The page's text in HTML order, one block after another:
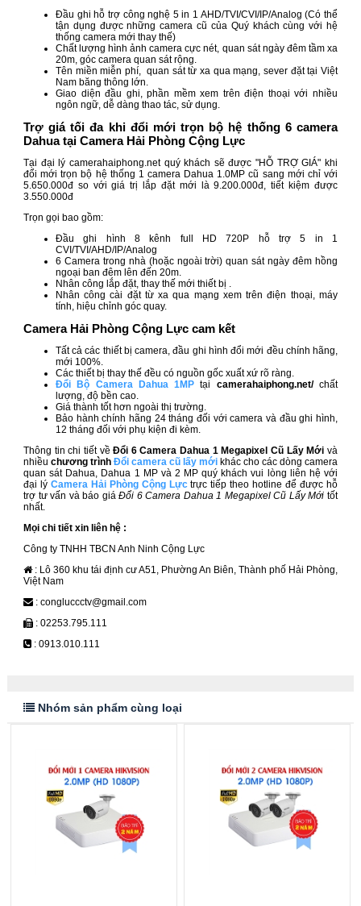
Đầu ghi hỗ trợ công nghệ 5 in 1 AHD/TVI/CVI/IP/Analog (Có thể
tận dụng được những camera cũ của Quý khách cùng với hệ
thống camera mới thay thế)
Chất lượng hình ảnh camera cực nét, quan sát ngày đêm tầm xa
20m, góc camera quan sát rộng.
Tên miền miễn phí, quan sát từ xa qua mạng, sever đặt tại Việt
Nam băng thông lớn.
Giao diện đầu ghi, phần mềm xem trên điện thoại với nhiều
ngôn ngữ, dễ dàng thao tác, sử dụng.
Trợ giá tối đa khi đổi mới trọn bộ hệ thống 6 camera
Dahua tại Camera Hải Phòng Cộng Lực
Tại đại lý camerahaiphong.net quý khách sẽ được "HỖ TRỢ GIÁ" khi
đổi mới trọn bộ hệ thống 1 camera Dahua 1.0MP cũ sang mới chỉ với
5.650.000đ so với giá trị lắp đặt mới là 9.200.000đ, tiết kiệm được
3.550.000đ
Trọn gọi bao gồm:
Đầu ghi hình 8 kênh full HD 720P hỗ trợ 5 in 1
CVI/TVI/AHD/IP/Analog
6 Camera trong nhà (hoặc ngoài trời) quan sát ngày đêm hồng
ngoại ban đêm lên đến 20m.
Nhân công lắp đặt, thay thế mới thiết bị .
Nhân công cài đặt từ xa qua mạng xem trên điện thoại, máy
tính, hiệu chỉnh góc quay.
Camera Hải Phòng Cộng Lực cam kết
Tất cả các thiết bị camera, đầu ghi hình đổi mới đều chính hãng,
mới 100%.
Các thiết bị thay thế đều có nguồn gốc xuất xứ rõ ràng.
Đổi Bộ Camera Dahua 1MP tại camerahaiphong.net/chất
lượng, độ bền cao.
Giá thành tốt hơn ngoài thị trường.
Bảo hành chính hãng 24 tháng đối với camera và đầu ghi hình,
12 tháng đối với phụ kiện đi kèm.
Thông tin chi tiết vềĐổi 6 Camera Dahua 1 Megapixel Cũ Lấy Mới và
nhiều chương trình Đổi camera cũ lấy mớikhác cho các dòng camera
quan sát Dahua, Dahua 1 MP và 2 MP quý khách vui lòng liên hệ với
đại lý Camera Hải Phòng Cộng Lực trực tiếp theo hotline để được hỗ
trợ tư vấn và báo giáĐổi 6 Camera Dahua 1 Megapixel Cũ Lấy Mới tốt
nhất.
Mọi chi tiết xin liên hệ :
Công ty TNHH TBCN Anh Ninh Cộng Lực
: Lô 360 khu tái định cư A51, Phường An Biên, Thành phố Hải Phòng,
Việt Nam
: congluccctv@gmail.com
: 02253.795.111
: 0913.010.111
Nhóm sản phẩm cùng loại